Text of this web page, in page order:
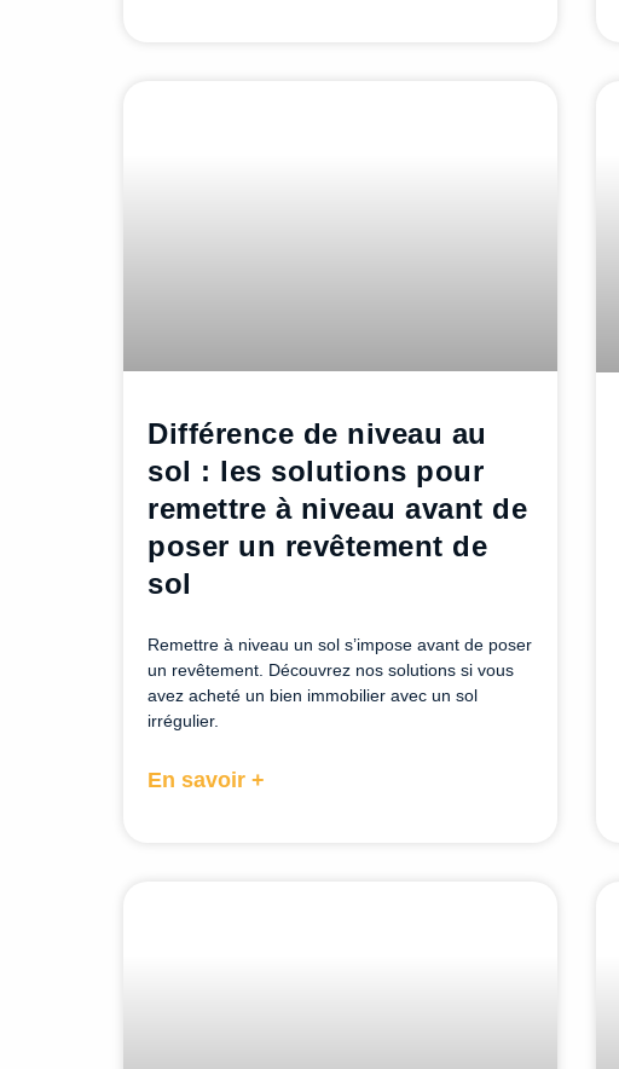
Différence de niveau au
sol : les solutions pour
remettre à niveau avant de
poser un revêtement de
sol
Remettre à niveau un sol s’impose avant de poser
un revêtement. Découvrez nos solutions si vous
avez acheté un bien immobilier avec un sol
irrégulier.
En savoir +